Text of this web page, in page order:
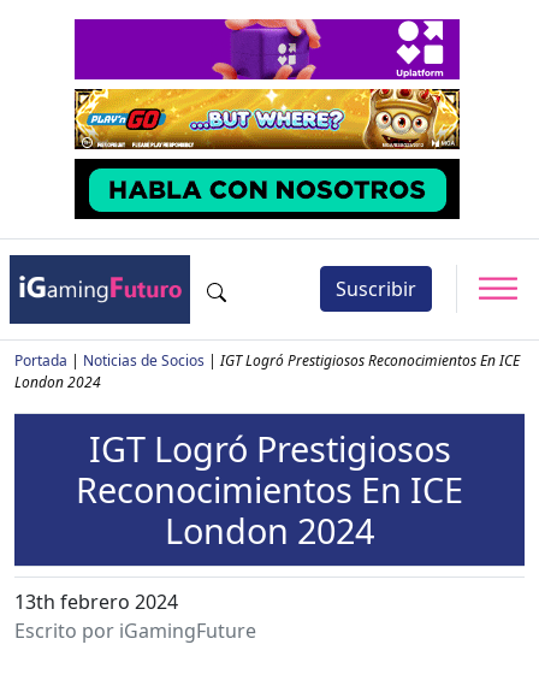
Suscribir
Portada | Noticias de Socios |IGT Logró Prestigiosos Reconocimientos En ICE
London 2024
IGT Logró Prestigiosos
Reconocimientos En ICE
London 2024
13th febrero 2024
Escrito por iGamingFuture